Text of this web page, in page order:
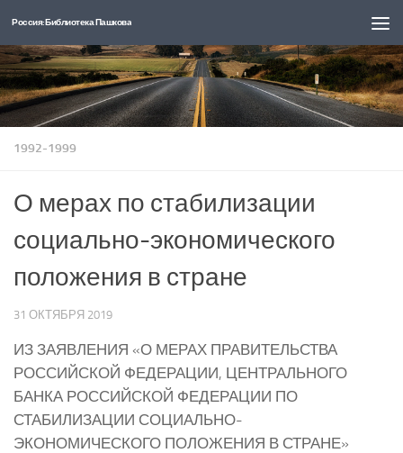
Перейти к содержимому
Россия: Библиотека Пашкова
1992-1999
О мерах по стабилизации
социально-экономического
положения в стране
31 ОКТЯБРЯ 2019
ИЗ ЗАЯВЛЕНИЯ «О МЕРАХ ПРАВИТЕЛЬСТВА
РОССИЙСКОЙ ФЕДЕРАЦИИ, ЦЕНТРАЛЬНОГО
БАНКА РОССИЙСКОЙ ФЕДЕРАЦИИ ПО
СТАБИЛИЗАЦИИ СОЦИАЛЬНО-
ЭКОНОМИЧЕСКОГО ПОЛОЖЕНИЯ В СТРАНЕ»